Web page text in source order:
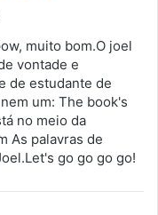
s
e
muito bom.O joel
vontade e
de estudante de
um: The book's
no meio da
As palavras de
go go go go!